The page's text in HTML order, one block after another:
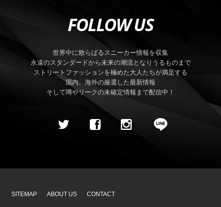
FOLLOW US
世界中に散らばるスニーカー情報を収集
永遠のスタンダードから未来の潮流となりうるものまで
ストリートファッションを極めた大人たちが満足する
国内、海外の厳選した最新情報
そして噂やリークの未確定情報まで配信中！
SITEMAP ABOUT US CONTACT